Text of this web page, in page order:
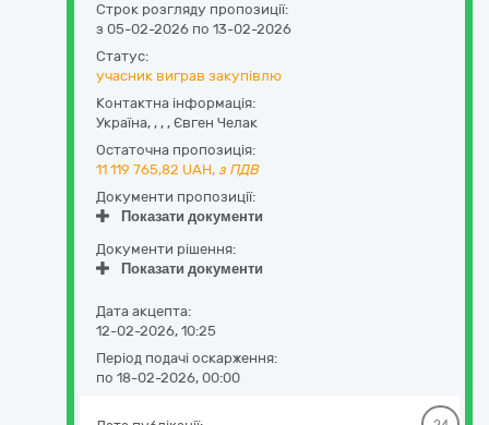
Строк розгляду пропозиції:
з 05-02-2026 по 13-02-2026
Статус:
учасник виграв закупівлю
Контактна інформація:
Україна, , , , Євген Челак
Остаточна пропозиція:
11 119 765,82 UAH, з ПДВ
Документи пропозиції:
Показати документи
Документи рішення:
Показати документи
Дата акцепта:
12-02-2026, 10:25
Період подачі оскарження:
по 18-02-2026, 00:00